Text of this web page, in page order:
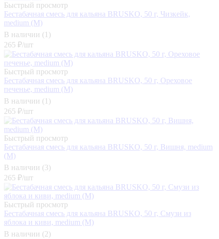
Быстрый просмотр
Бестабачная смесь для кальяна BRUSKO, 50 г, Чизкейк,
medium (М)
В наличии (1)
265 ₽/шт
Быстрый просмотр
Бестабачная смесь для кальяна BRUSKO, 50 г, Ореховое
печенье, medium (М)
В наличии (1)
265 ₽/шт
Быстрый просмотр
Бестабачная смесь для кальяна BRUSKO, 50 г, Вишня, medium
(М)
В наличии (3)
265 ₽/шт
Быстрый просмотр
Бестабачная смесь для кальяна BRUSKO, 50 г, Смузи из
яблока и киви, medium (М)
В наличии (2)